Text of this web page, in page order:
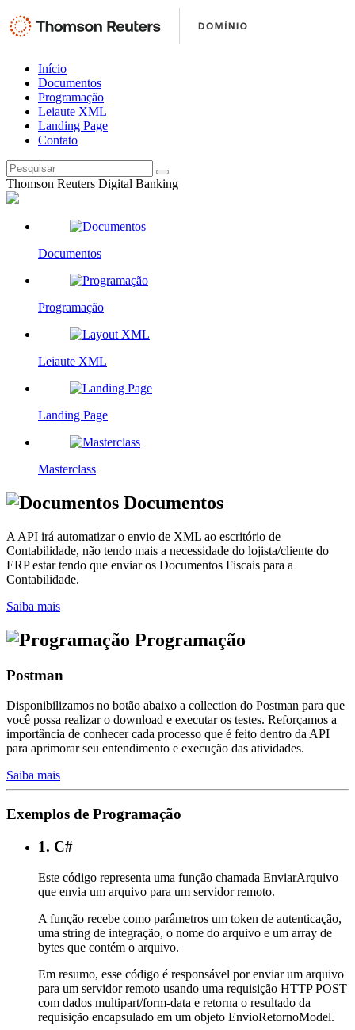
Início
Documentos
Programação
Leiaute XML
Landing Page
Contato
Thomson Reuters Digital Banking
Documentos
Programação
Leiaute XML
Landing Page
Masterclass
Documentos
A API irá automatizar o envio de XML ao escritório de
Contabilidade, não tendo mais a necessidade do lojista/cliente do
ERP estar tendo que enviar os Documentos Fiscais para a
Contabilidade.
Saiba mais
Programação
Postman
Disponibilizamos no botão abaixo a collection do Postman para que
você possa realizar o download e executar os testes. Reforçamos a
importância de conhecer cada processo que é feito dentro da API
para aprimorar seu entendimento e execução das atividades.
Saiba mais
Exemplos de Programação
1. C#
Este código representa uma função chamada EnviarArquivo
que envia um arquivo para um servidor remoto.
A função recebe como parâmetros um token de autenticação,
uma string de integração, o nome do arquivo e um array de
bytes que contém o arquivo.
Em resumo, esse código é responsável por enviar um arquivo
para um servidor remoto usando uma requisição HTTP POST
com dados multipart/form-data e retorna o resultado da
requisição encapsulado em um objeto EnvioRetornoModel.